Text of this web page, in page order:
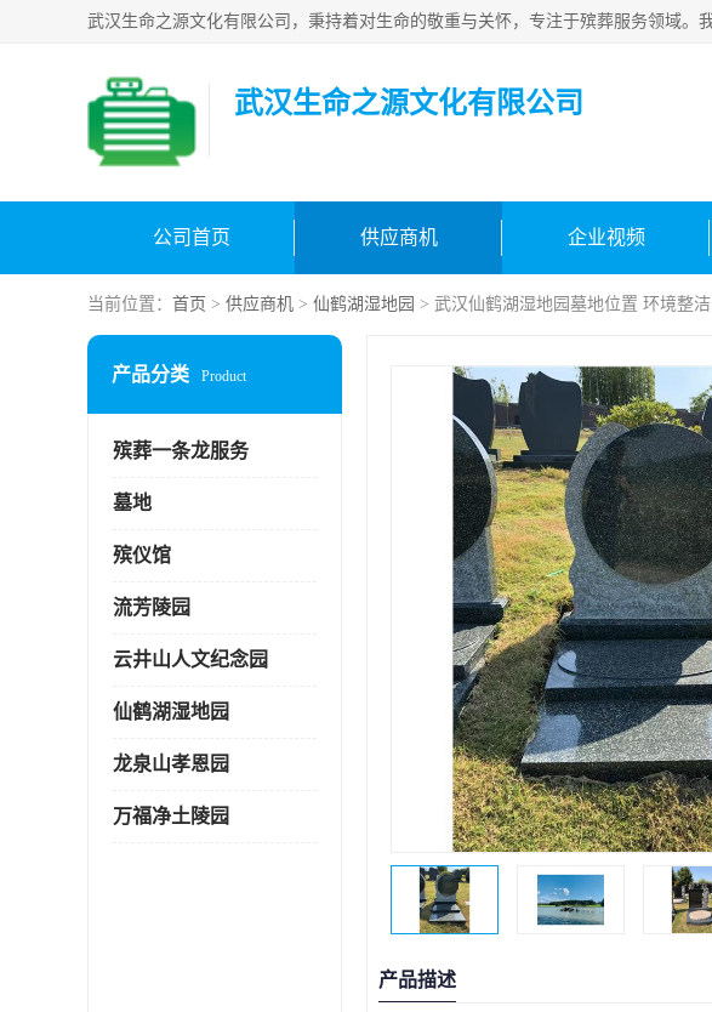
武汉生命之源文化有限公司
公司首页 供应商机 企业视频
当前位置： 首页 > 供应商机 > 仙鹤湖湿地园 > 武汉仙鹤湖湿地园墓地位置 环境整洁
产品分类 Product
殡葬一条龙服务
墓地
殡仪馆
流芳陵园
云井山人文纪念园
仙鹤湖湿地园
龙泉山孝恩园
万福净土陵园
产品描述